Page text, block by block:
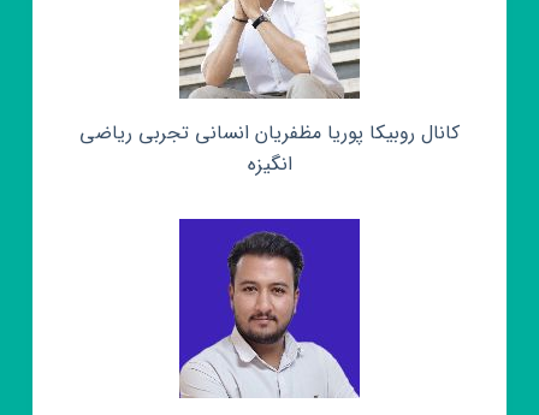
کانال روبیکا پوریا مظفریان انسانی تجربی ریاضی
انگیزه